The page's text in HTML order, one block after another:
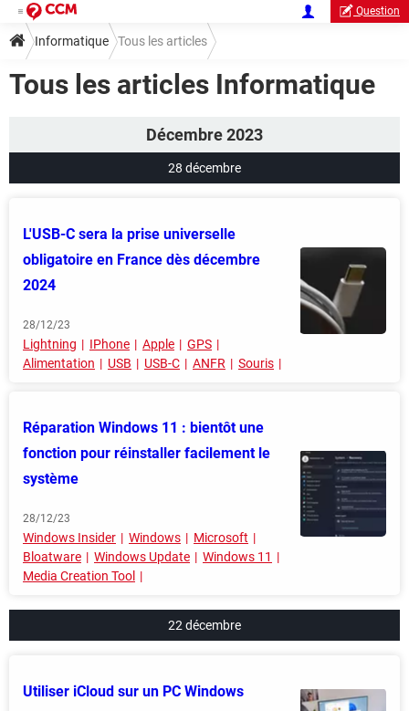
Question
Informatique Tous les articles
Tous les articles Informatique
Décembre 2023
28 décembre
L'USB-C sera la prise universelle
obligatoire en France dès décembre
2024
28/12/23
Lightning IPhone Apple
GPS
Alimentation
USB USB-C ANFR Souris
Réparation Windows 11 : bientôt une
fonction pour réinstaller facilement le
système
28/12/23
Windows Insider Windows
Microsoft
Bloatware
Windows Update
Windows 11
Media Creation Tool
22 décembre
Utiliser iCloud sur un PC Windows